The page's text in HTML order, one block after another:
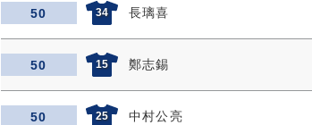
50 34 長璃喜
50 15 鄭志錫
50 25 中村公亮